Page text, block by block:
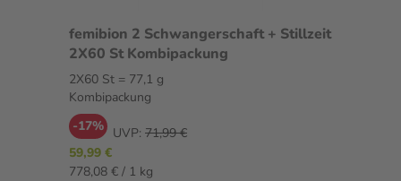
femibion 2 Schwangerschaft + Stillzeit
2X60 St Kombipackung
2X60 St = 77,1 g
Kombipackung
-17% UVP: 71,99 €
59,99 €
778,08 € / 1 kg